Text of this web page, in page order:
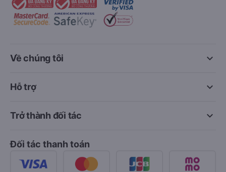
keyboard_arrow_down
Về chúng tôi
keyboard_arrow_down
Hỗ trợ
keyboard_arrow_down
Trở thành đối tác
Đối tác thanh toán